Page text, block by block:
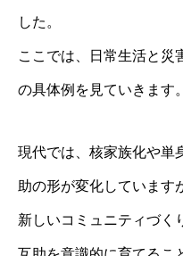
した。
ここでは、日常生活と災
の具体例を見ていきます。
現代では、核家族化や単
助の形が変化しています
新しいコミュニティづく